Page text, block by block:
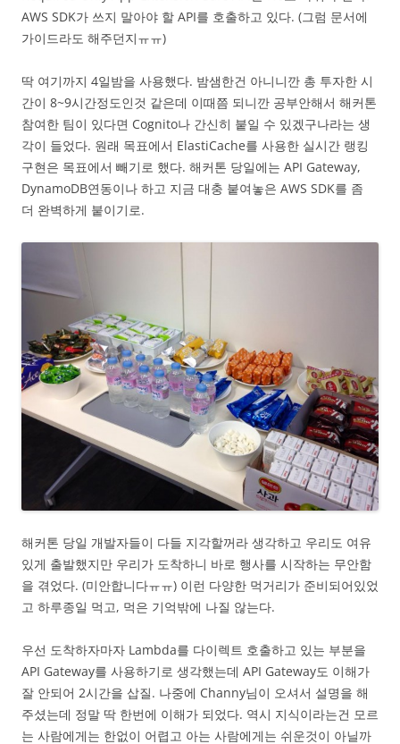
AWS SDK가 쓰지 말아야 할 API를 호출하고 있다. (그럼 문서에
가이드라도 해주던지ㅠㅠ)
딱 여기까지 4일밤을 사용했다. 밤샘한건 아니니깐 총 투자한 시
간이 8~9시간정도인것 같은데 이때쯤 되니깐 공부안해서 해커톤
참여한 팀이 있다면 Cognito나 간신히 붙일 수 있겠구나라는 생
각이 들었다. 원래 목표에서 ElastiCache를 사용한 실시간 랭킹
구현은 목표에서 빼기로 했다. 해커톤 당일에는 API Gateway,
DynamoDB연동이나 하고 지금 대충 붙여놓은 AWS SDK를 좀
더 완벽하게 붙이기로.
해커톤 당일 개발자들이 다들 지각할꺼라 생각하고 우리도 여유
있게 출발했지만 우리가 도착하니 바로 행사를 시작하는 무안함
을 겪었다. (미안합니다ㅠㅠ) 이런 다양한 먹거리가 준비되어있었
고 하루종일 먹고, 먹은 기억밖에 나질 않는다.
우선 도착하자마자 Lambda를 다이렉트 호출하고 있는 부분을
API Gateway를 사용하기로 생각했는데 API Gateway도 이해가
잘 안되어 2시간을 삽질. 나중에 Channy님이 오셔서 설명을 해
주셨는데 정말 딱 한번에 이해가 되었다. 역시 지식이라는건 모르
는 사람에게는 한없이 어렵고 아는 사람에게는 쉬운것이 아닐까